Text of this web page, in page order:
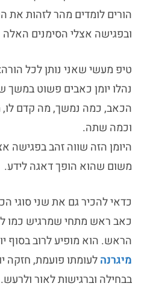
הורים לומדים מהר לזהות
ובפגישה אצלי הסימנים
טיפ מעשי שאני נותן לכל הורה:
נהלו יומן כאבים פשוט במשך
הכאב, כמה נמשך, מה קדם לו,
וכמה שתה.
היומן הזה שווה זהב בפגישה
משום שהוא הופך דאגה לידע.
כדאי להכיר גם את שני סוגי
כאב ראש מתחי שמרגיש כמו
הראש. הוא מופיע לרוב בסוף
מיגרנהלעומתו פועמת, חזקה
בבחילה וברגישות לאור ולרעש.